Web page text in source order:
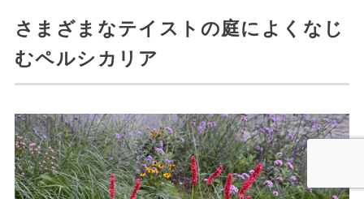
さまざまなテイストの庭によくなじ
むペルシカリア